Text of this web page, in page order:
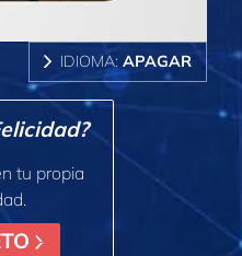
IDIOMA: APAGAR
tu propia